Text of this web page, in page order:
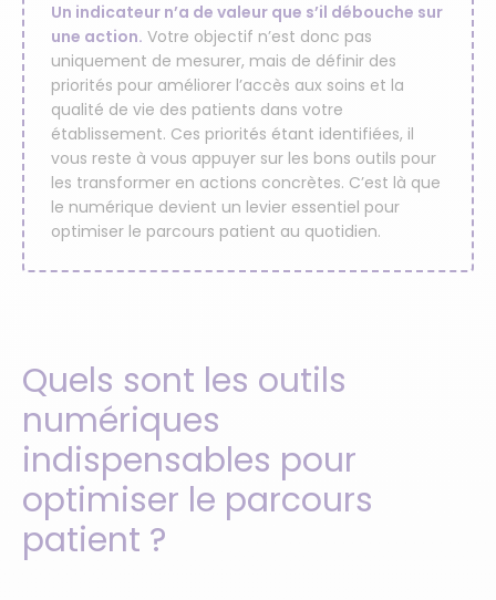
Un indicateur n’a de valeur que s’il débouche sur
une action. Votre objectif n’est donc pas
uniquement de mesurer, mais de définir des
priorités pour améliorer l’accès aux soins et la
qualité de vie des patients dans votre
établissement. Ces priorités étant identifiées, il
vous reste à vous appuyer sur les bons outils pour
les transformer en actions concrètes. C’est là que
le numérique devient un levier essentiel pour
optimiser le parcours patient au quotidien.
Quels sont les outils
numériques
indispensables pour
optimiser le parcours
patient ?